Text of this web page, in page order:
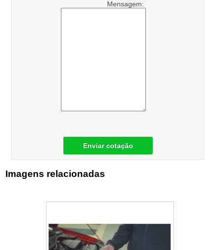
Mensagem:
Enviar cotação
Imagens relacionadas